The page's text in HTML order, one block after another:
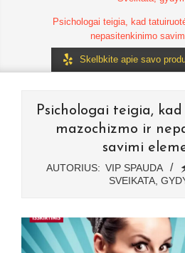
Psichologai teigia, kad
nepasitenkinimo
Skelbkite apie savo
Psichologai teigia,
mazochizmo ir
savimi
AUTORIUS: VIP SPAUDA
SVEIKATA,